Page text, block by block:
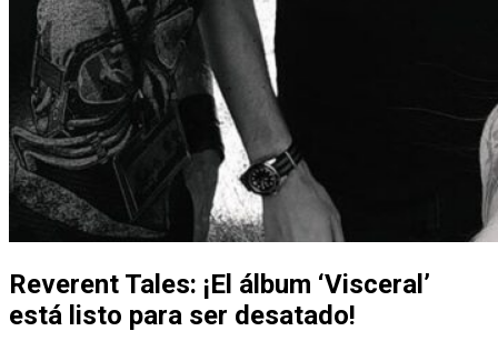
Reverent Tales: ¡El álbum ‘Visceral’
está listo para ser desatado!